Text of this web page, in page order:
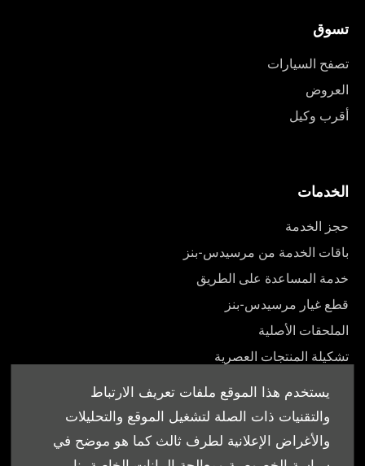
يستخدم هذا الموقع ملفات تعريف الارتباط
والتقنيات ذات الصلة لتشغيل الموقع والتحليلات
والأغراض الإعلانية لطرف ثالث كما هو موضح في
تسوق
تصفح السيارات
العروض
أقرب وكيل
الخدمات
حجز الخدمة
باقات الخدمة من مرسيدس-بنز
خدمة المساعدة على الطريق
قطع غيار مرسيدس-بنز
الملحقات الأصلية
تشكيلة المنتجات العصرية